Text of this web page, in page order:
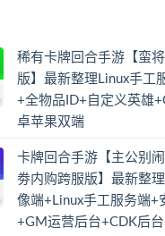
稀有卡牌回合手游【蛮
版】最新整理Linux手工
+全物品ID+自定义英雄
卓苹果双端
卡牌回合手游【主公别
劵内购跨服版】最新整
像端+Linux手工服务端+
+GM运营后台+CDK后